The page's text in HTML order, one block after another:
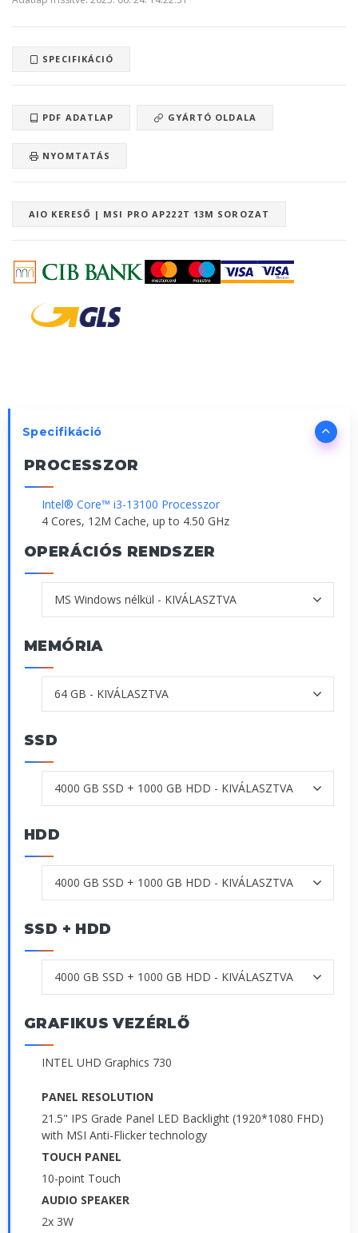
SPECIFIKÁCIÓ
PDF ADATLAP GYÁRTÓ OLDALA
NYOMTATÁS
AIO KERESŐ | MSI PRO AP222T 13M SOROZAT
Specifikáció
PROCESSZOR
Intel® Core™ i3-13100 Processzor
4 Cores, 12M Cache, up to 4.50 GHz
OPERÁCIÓS RENDSZER
MEMÓRIA
SSD
HDD
SSD + HDD
GRAFIKUS VEZÉRLŐ
INTEL UHD Graphics 730
PANEL RESOLUTION
21.5" IPS Grade Panel LED Backlight (1920*1080 FHD)
with MSI Anti-Flicker technology
TOUCH PANEL
10-point Touch
AUDIO SPEAKER
2x 3W